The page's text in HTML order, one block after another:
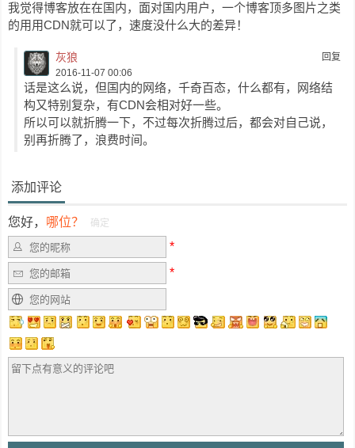
我觉得博客放在在国内，面对国内用户，一个博客顶多图片之类
的用用CDN就可以了，速度没什么大的差异！
回复
灰狼
2016-11-07 00:06
话是这么说，但国内的网络，千奇百态，什么都有，网络结
构又特别复杂，有CDN会相对好一些。
所以可以就折腾一下，不过每次折腾过后，都会对自己说，
别再折腾了，浪费时间。
添加评论
您好， 哪位？ 确定